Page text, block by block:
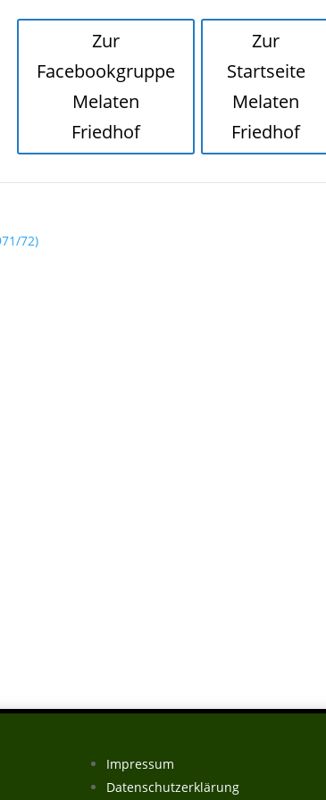
Zur
Facebookgruppe
Melaten
Friedhof
Zur
Startseite
Melaten
Friedhof
72)
Impressum
Datenschutzerklärung